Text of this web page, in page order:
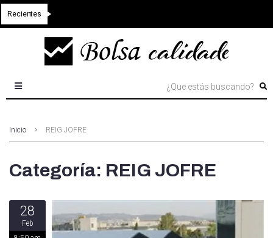
Recientes
Inicio REIG JOFRE
Categoría: REIG JOFRE
28
Feb